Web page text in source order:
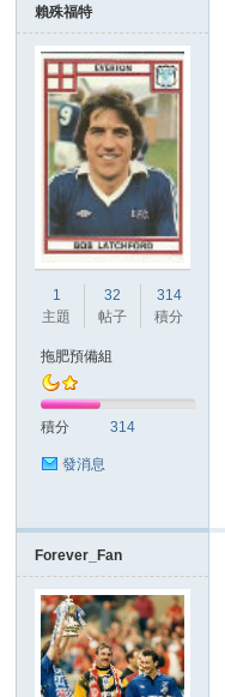
賴殊福特
1
主題
32
帖子
314
積分
拖肥預備組
積分 314
發消息
Forever_Fan